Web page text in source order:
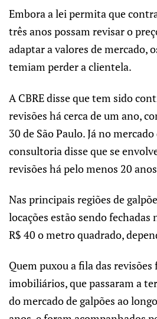
Embora a lei permita que
três anos possam revisar o
adaptar a valores de mercado,
temiam perder a clientela.
A CBRE disse que tem sido
revisões há cerca de um ano,
30 de São Paulo. Já no
consultoria disse que se
revisões há pelo menos 20
Nas principais regiões de
locações estão sendo fechadas
R$ 40 o metro quadrado,
Quem puxou a fila das
imobiliários, que passaram a
do mercado de galpões ao